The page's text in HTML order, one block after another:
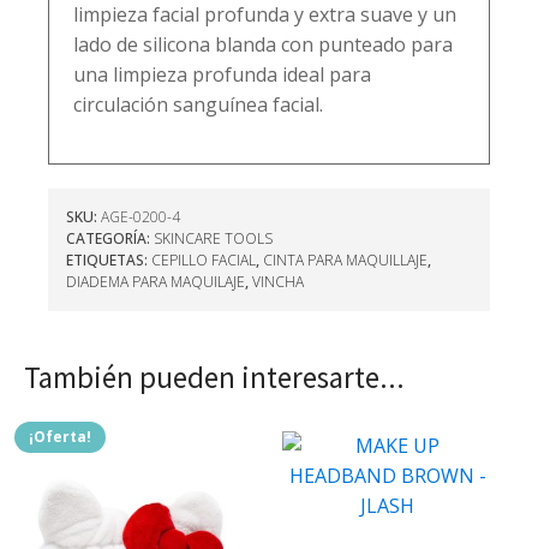
limpieza facial profunda y extra suave y un
lado de silicona blanda con punteado para
una limpieza profunda ideal para
circulación sanguínea facial.
SKU: AGE-0200-4
CATEGORÍA: SKINCARE TOOLS
ETIQUETAS: CEPILLO FACIAL, CINTA PARA MAQUILLAJE,
DIADEMA PARA MAQUILAJE,VINCHA
También pueden interesarte...
¡Oferta!